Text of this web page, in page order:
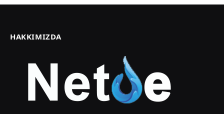
HAKKIMIZDA